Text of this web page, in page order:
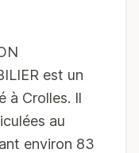
est un
à Crolles. Il
au
environ 83